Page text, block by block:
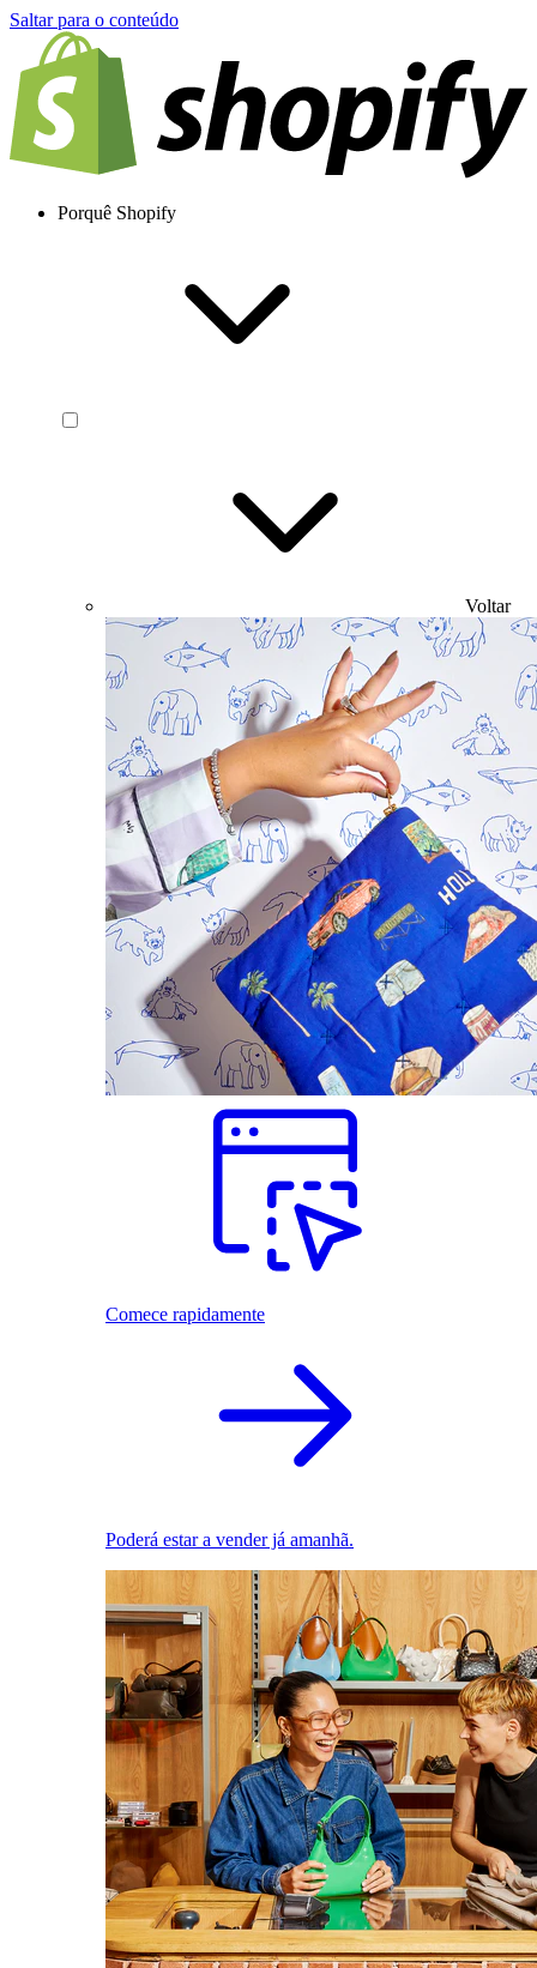
Saltar para o conteúdo
Porquê Shopify
Voltar
Comece rapidamente
Poderá estar a vender já amanhã.